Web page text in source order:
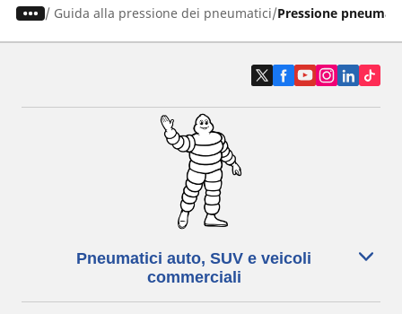
/ Guida alla pressione dei pneumatici Pressione
Pneumatici auto, SUV e veicoli
commerciali